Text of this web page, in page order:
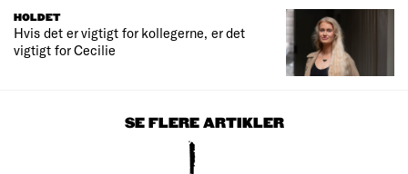
HOLDET
Hvis det er vigtigt for kollegerne, er det
vigtigt for Cecilie
SE FLERE ARTIKLER